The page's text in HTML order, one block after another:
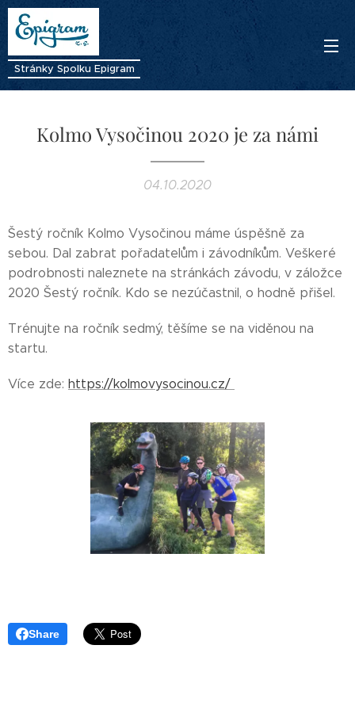
Stránky Spolku Epigram
Kolmo Vysočinou 2020 je za námi
04.10.2020
Šestý ročník Kolmo Vysočinou máme úspěšně za
sebou. Dal zabrat pořadatelům i závodníkům. Veškeré
podrobnosti naleznete na stránkách závodu, v záložce
2020 Šestý ročník. Kdo se nezúčastnil, o hodně přišel.
Trénujte na ročník sedmý, těšíme se na viděnou na
startu.
Více zde: https://kolmovysocinou.cz/
Share